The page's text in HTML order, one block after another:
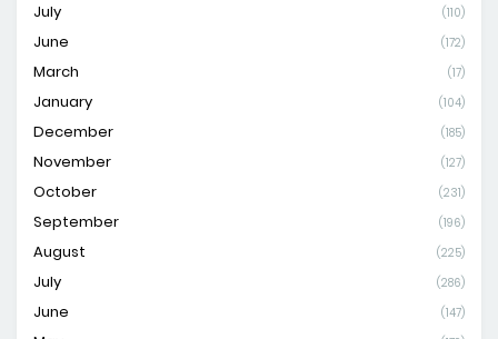
July (110)
June (172)
March (17)
January (104)
December (185)
November (127)
October (231)
September (196)
August (225)
July (286)
June (147)